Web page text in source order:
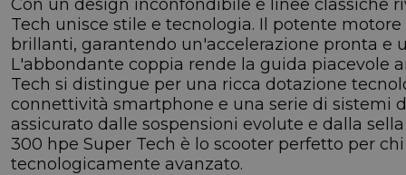
Con un design inconfondibile e linee classiche
Tech unisce stile e tecnologia. Il potente
brillanti, garantendo un'accelerazione pronta e
L'abbondante coppia rende la guida piacevole
Tech si distingue per una ricca dotazione
connettività smartphone e una serie di sistemi
assicurato dalle sospensioni evolute e dalla
300 hpe Super Tech è lo scooter perfetto per
tecnologicamente avanzato.